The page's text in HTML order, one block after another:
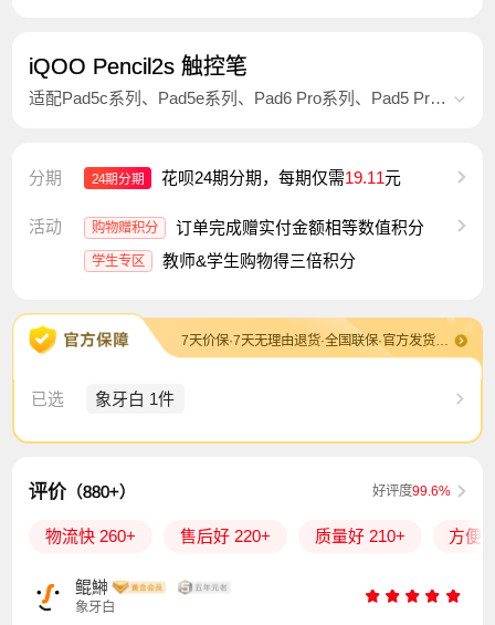
iQOO Pencil2s 触控笔
适配Pad5c系列、Pad5e系列、Pad6 Pro系列、Pad5 Pro
分期 24期分期 花呗24期分期，每期仅需19.11元
活动 购物赠积分 订单完成赠实付金额相等数值积分
学生专区 教师&学生购物得三倍积分
7天价保·7天无理由退货·全国联保·官方发货及售后·退换货包运费
已选 象牙白 1件
评价 （880+） 好评度99.6%
物流快 260+ 售后好 220+ 质量好 210+ 方便
鲲鰰
象牙白